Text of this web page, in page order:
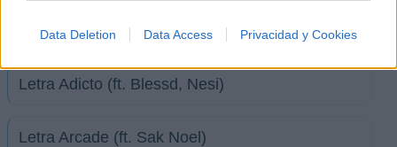
Data Deletion Data Access Privacidad y Cookies
Ghetto)
Letra Adicto (ft. Blessd, Nesi)
Letra Arcade (ft. Sak Noel)